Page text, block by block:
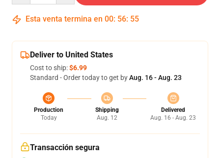
Esta venta termina en 00: 56: 54
Deliver to United States
Cost to ship:$6.99
Standard - Order today to get byAug. 16 - Aug. 23
Production
Today
Shipping
Aug. 12
Delivered
Aug. 16 - Aug. 23
Transacción segura